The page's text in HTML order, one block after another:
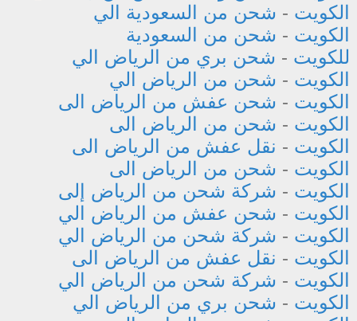
الكويت - شحن من السعودية الي
الكويت - شحن من السعودية
للكويت - شحن بري من الرياض الي
الكويت - شحن من الرياض الي
الكويت - شحن عفش من الرياض الى
الكويت - شحن من الرياض الى
الكويت - نقل عفش من الرياض الى
الكويت - شحن من الرياض الى
الكويت - شركة شحن من الرياض إلى
الكويت - شحن عفش من الرياض الي
الكويت - شركة شحن من الرياض الي
الكويت - نقل عفش من الرياض الى
الكويت - شركة شحن من الرياض الي
الكويت - شحن بري من الرياض الي